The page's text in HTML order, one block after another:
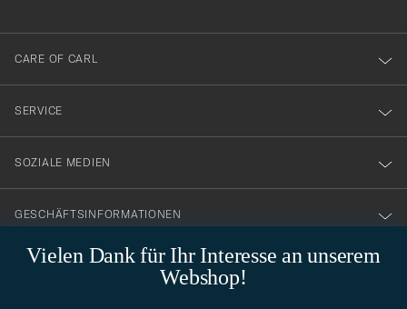
Vielen Dank für Ihr Interesse an unserem
Webshop!
dig
till
vårt
nyhetsbrev!
CARE OF CARL
SERVICE
SOZIALE MEDIEN
GESCHÄFTSINFORMATIONEN